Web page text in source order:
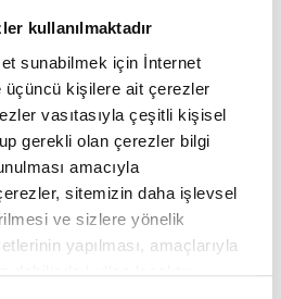
kullanılmaktadır
sunabilmek için İnternet
kişilere ait çerezler
vasıtasıyla çeşitli kişisel
gerekli olan çerezler bilgi
amacıyla
sitemizin daha işlevsel
ve sizlere yönelik
yapılması, amaçlarıyla
dahilinde kullanılacaktır.